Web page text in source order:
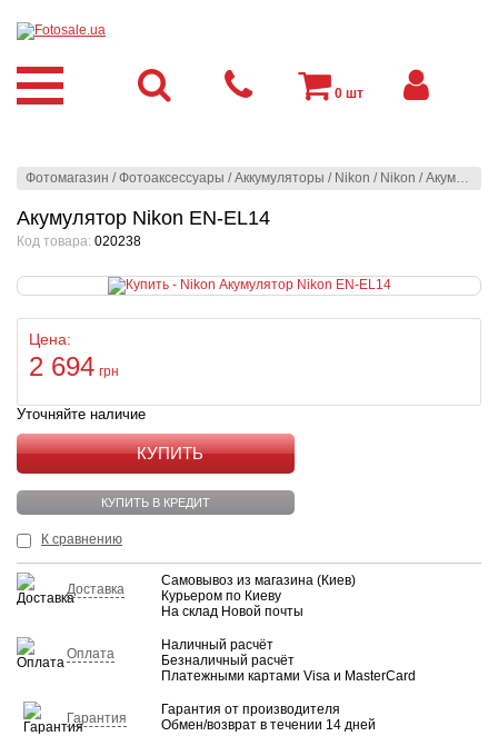
Фотомагазин /Фотоаксессуары /Аккумуляторы / Nikon / Nikon /Акумулятор Nikon EN-EL14
Акумулятор Nikon EN-EL14
Код товара: 020238
Цена:
2 694 грн
Уточняйте наличие
КУПИТЬ
КУПИТЬ В КРЕДИТ
К сравнению
Доставка
Самовывоз из магазина (Киев)
Курьером по Киеву
На склад Новой почты
Оплата
Наличный расчёт
Безналичный расчёт
Платежными картами Visa и MasterCard
Гарантия
Гарантия от производителя
Обмен/возврат в течении 14 дней
0 шт